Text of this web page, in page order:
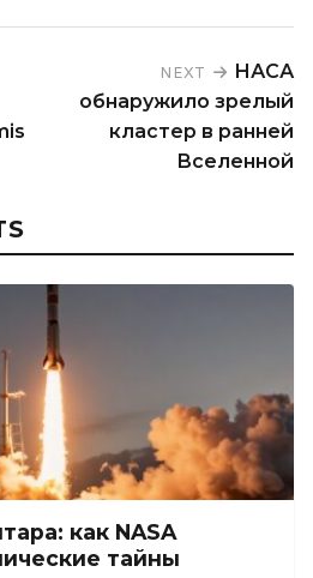
NEXT
НАСА
обнаружило зрелый
кластер в ранней
Вселенной
как NASA
тайны